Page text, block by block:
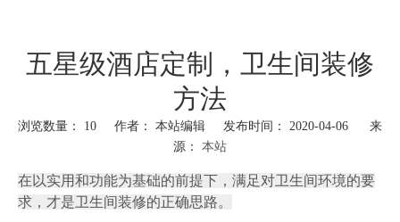
五星级酒店定制，卫生间装修
方法
浏览数量： 10 作者： 本站编辑 发布时间： 2020-04-06 来
源： 本站
["wechat","weibo","qzone","douban","email"]
在以实用和功能为基础的前提下，满足对卫生间环境的要
求，才是卫生间装修的正确思路。